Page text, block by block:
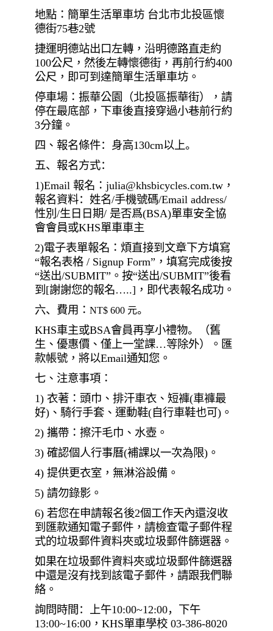
地點：簡單生活單車坊 台北市北投區懷
德街75巷2號
捷運明德站出口左轉，沿明德路直走約
100公尺，然後左轉懷德街，再前行約400
公尺，即可到達簡單生活單車坊。
停車場：振華公園（北投區振華街），請
停在最底部，下車後直接穿過小巷前行約
3分鐘。
四 、 報名條件：身高130cm以上。
五、報名方式：
1)Email 報名： julia@khsbicycles.com.tw，
報名資料：姓名/手機號碼/Email address/
性別 /生日日期/ 是否爲(BSA)單車安全協
會會員或KHS單車車主
2)電子表單報名：煩直接到文章下方填寫
“報名表格 / Signup Form” ，填寫完成後按
“送出/SUBMIT” 。按“送出/SUBMIT”後看
到 [謝謝您的報名…..] ，即代表報名成功。
六、 費用： NT$ 600 元。
KHS車主或BSA會員再享小禮物。（舊
生、優惠價、僅上一堂課…等除外）。匯
款帳號， 將以Email通知您。
七、注意事項：
1) 衣著：頭巾、排汗車衣、短褲(車褲最
好)、騎行手套、運動鞋(自行車鞋也可 )。
2) 攜帶：擦汗毛巾、水壺。
3) 確認個人行事曆(補課以一次為限)。
4) 提供更衣室，無淋浴設備。
5) 請勿錄影。
6) 若您在申請報名後2個工作天內還沒收
到匯款通知電子郵件，請檢查電子郵件程
式的垃圾郵件資料夾或垃圾郵件篩選器。
如果在垃圾郵件資料夾或垃圾郵件篩選器
中還是沒有找到該電子郵件，請跟我們聯
絡。
詢問時間 ：上午10:00~12:00，下午
13:00~16:00， KHS單車學校 03-386-8020